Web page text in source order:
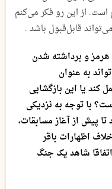
است. از این رو فکر می‌کنم
قابل‌قبول باشد .
هرمز و برداشته شدن
به عنوان
یا این بازگشایی
با توجه به نزدیکی
تا پیش از آغاز مسابقات،
اظهارات باقر
شاهد یک جنگ